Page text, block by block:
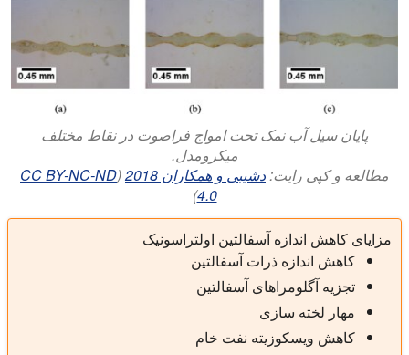
پایان سیل آب نمک تحت امواج فراصوت در نقاط مختلف
میکرومدل.
مطالعه و کپی رایت:دشیبی و همکاران 2018 (
CC BY-NC-ND
4.0
)
مزایای کاهش اندازه آسفالتین اولتراسونیک
کاهش اندازه ذرات آسفالتین
تجزیه آگلومراهای آسفالتین
مهار لخته سازی
کاهش ویسکوزیته نفت خام